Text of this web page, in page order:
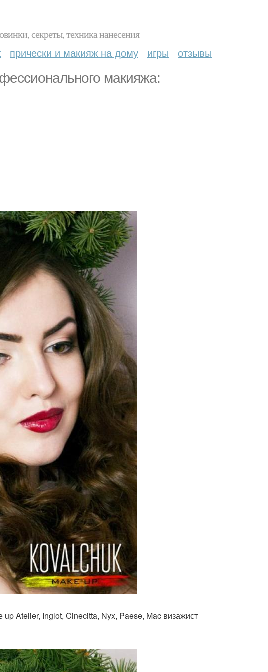
секреты, техника нанесения
прически и макияж на дому игры отзывы
макияжа:
Atelier, Inglot, Cinecitta, Nyx, Paese, Mac визажист